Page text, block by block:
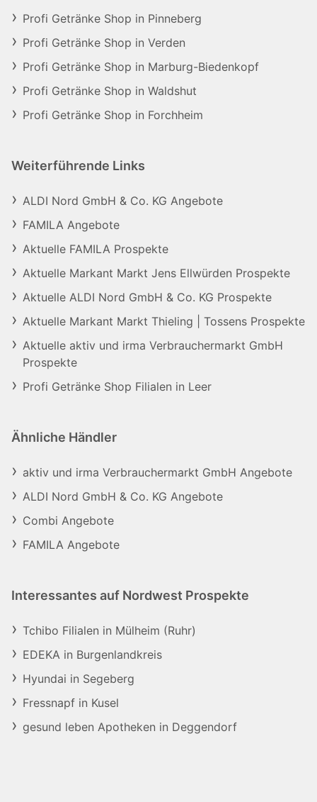
Profi Getränke Shop in Pinneberg
Profi Getränke Shop in Verden
Profi Getränke Shop in Marburg-Biedenkopf
Profi Getränke Shop in Waldshut
Profi Getränke Shop in Forchheim
Weiterführende Links
ALDI Nord GmbH & Co. KG Angebote
FAMILA Angebote
Aktuelle FAMILA Prospekte
Aktuelle Markant Markt Jens Ellwürden Prospekte
Aktuelle ALDI Nord GmbH & Co. KG Prospekte
Aktuelle Markant Markt Thieling | Tossens Prospekte
Aktuelle aktiv und irma Verbrauchermarkt GmbH
Prospekte
Profi Getränke Shop Filialen in Leer
Ähnliche Händler
aktiv und irma Verbrauchermarkt GmbH Angebote
ALDI Nord GmbH & Co. KG Angebote
Combi Angebote
FAMILA Angebote
Interessantes auf Nordwest Prospekte
Tchibo Filialen in Mülheim (Ruhr)
EDEKA in Burgenlandkreis
Hyundai in Segeberg
Fressnapf in Kusel
gesund leben Apotheken in Deggendorf